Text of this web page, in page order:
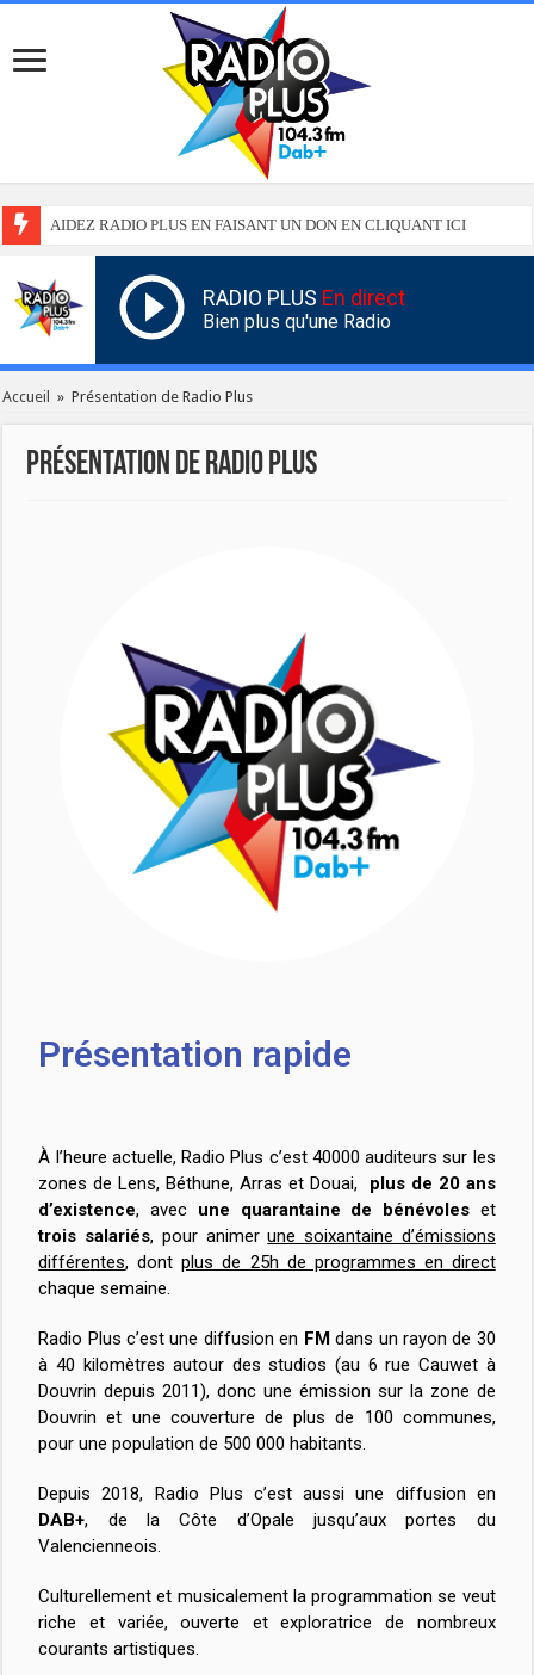
AIDEZ RADIO PLUS EN FAISANT UN DON EN CLIQUANT ICI
RADIO PLUS En direct
Bien plus qu'une Radio
Accueil » Présentation de Radio Plus
Présentation de Radio Plus
Présentation rapide
À l’heure actuelle, Radio Plus c’est 40000 auditeurs sur les
zones de Lens, Béthune, Arras et Douai,
plus de 20 ans
d’existence, avec une quarantaine de bénévoles et
trois salariés, pour animerune soixantaine d’émissions
différentes, dontplus de 25h de programmes en direct
chaque semaine.
Radio Plus c’est une diffusion en FMdans un rayon de 30
à 40 kilomètres autour des studios (au 6 rue Cauwet à
Douvrin depuis 2011), donc une émission sur la zone de
Douvrin et une couverture de plus de 100 communes,
pour une population de 500 000 habitants.
Depuis 2018, Radio Plus c’est aussi une diffusion en
DAB+, de la Côte d’Opale jusqu’aux portes du
Valencienneois.
Culturellement et musicalement la programmation se veut
riche et variée, ouverte et exploratrice de nombreux
courants artistiques.